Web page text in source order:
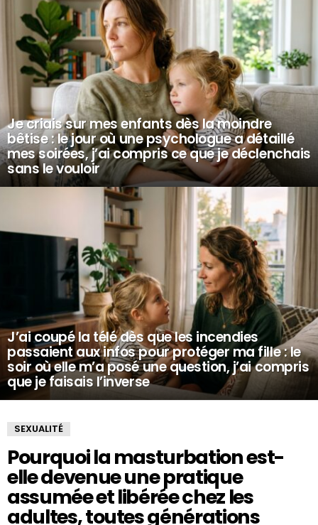
Je criais sur mes enfants dès la moindre
bêtise : le jour où une psychologue a détaillé
mes soirées, j’ai compris ce que je déclenchais
sans le vouloir
J’ai coupé la télé dès que les incendies
passaient aux infos pour protéger ma fille : le
soir où elle m’a posé une question, j’ai compris
que je faisais l’inverse
SEXUALITÉ
Pourquoi la masturbation est-
elle devenue une pratique
assumée et libérée chez les
adultes, toutes générations